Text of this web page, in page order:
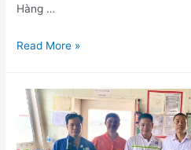
Hàng …
Read More »